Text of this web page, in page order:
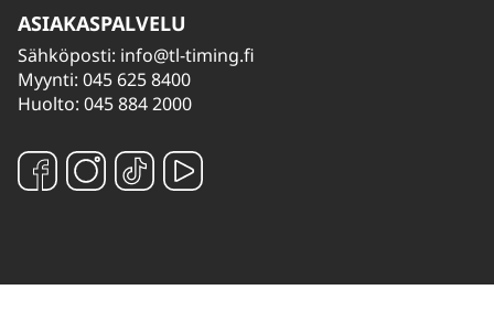
ASIAKASPALVELU
Sähköposti: info@tl-timing.fi
Myynti: 045 625 8400
Huolto: 045 884 2000